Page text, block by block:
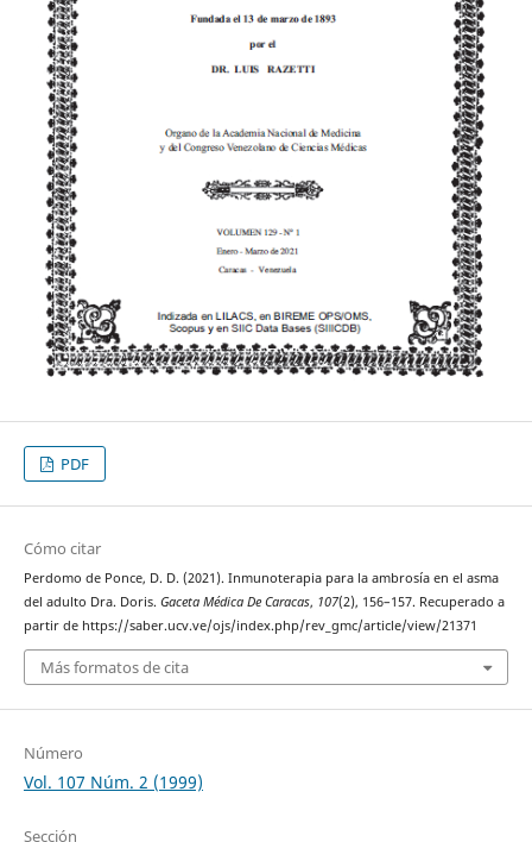
PDF
Cómo citar
Perdomo de Ponce, D. D. (2021). Inmunoterapia para la ambrosía en el asma
del adulto Dra. Doris. Gaceta Médica De Caracas, 107(2), 156–157. Recuperado a
partir de https://saber.ucv.ve/ojs/index.php/rev_gmc/article/view/21371
Más formatos de cita
Número
Vol. 107 Núm. 2 (1999)
Sección